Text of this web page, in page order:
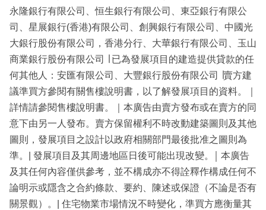
永隆銀行有限公司、恒生銀行有限公司、東亞銀行有限公
司、星展銀行(香港)有限公司、創興銀行有限公司、中國光
大銀行股份有限公司，香港分行、大華銀行有限公司、玉山
商業銀行股份有限公司 ∣ 已為發展項目的建造提供貸款的任
何其他人：安匯有限公司、大豐銀行股份有限公司 ∣賣方建
議準買方參閱有關售樓說明書，以了解發展項目的資料。｜
詳情請參閱售樓說明書。｜本廣告由賣方發布或在賣方的同
意下由另一人發布。賣方保留權利不時改動建築圖則及其他
圖則，發展項目之設計以政府相關部門最後批准之圖則為
準。| 發展項目及其周邊地區日後可能出現改變。￨ 本廣告
及其任何內容僅供參考，並不構成亦不得詮釋作構成任何不
論明示或隱含之合約條款、要約、陳述或保證（不論是否有
關景觀）。| 住宅物業市場情況不時變化，準買方應衡量其